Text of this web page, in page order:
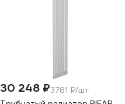
30 248 ₽3781 ₽/шт